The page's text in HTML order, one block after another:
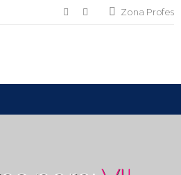
Zona Profes
menu